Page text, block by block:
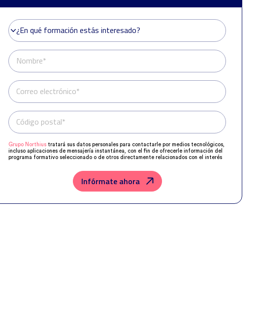
¿En qué formación estás interesado?
¿En qué formación estás interesado?
Nombre*
Correo electrónico*
Teléfono*
Código postal*
Grupo Northius tratará sus datos personales para contactarle por medios tecnológicos,
incluso aplicaciones de mensajería instantánea, con el fin de ofrecerle información del
programa formativo seleccionado o de otros directamente relacionados con el interés
Compartiremos su solicitud con las empresas que conforman el
objeto de que estas puedan hacerle llegar la mejor oferta de productos y servicios de
acuerdo a su petición. Quedan reconocidos los derechos de acceso, rectificación,
supresión, oposición, limitación, tal y como se explica en la
Política de Privacidad
Infórmate ahora